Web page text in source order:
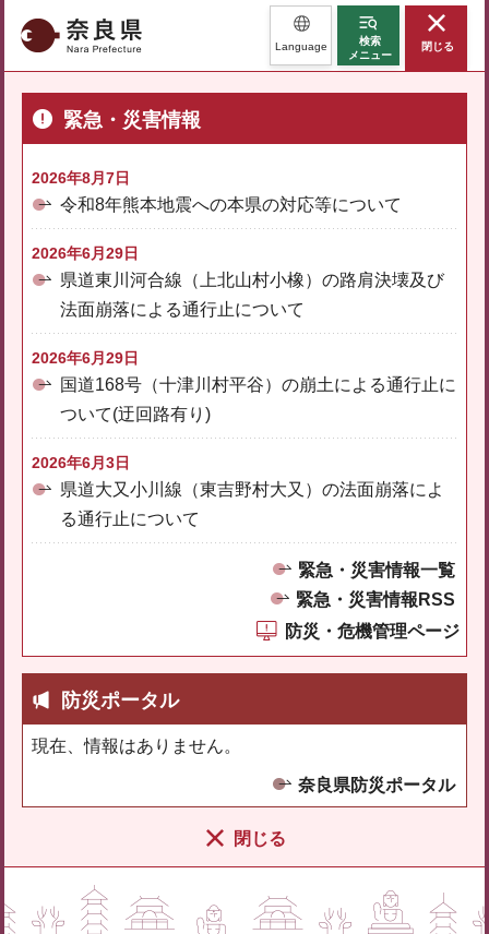
奈良県 Language
検索
メニュー
閉じる
緊急・災害情報
2026年8月7日
令和8年熊本地震への本県の対応等について
2026年6月29日
県道東川河合線（上北山村小橡）の路肩決壊及び
法面崩落による通行止について
2026年6月29日
国道168号（十津川村平谷）の崩土による通行止に
ついて(迂回路有り)
2026年6月3日
県道大又小川線（東吉野村大又）の法面崩落によ
る通行止について
緊急・災害情報一覧
緊急・災害情報RSS
防災・危機管理ページ
防災ポータル
現在、情報はありません。
奈良県防災ポータル
閉じる